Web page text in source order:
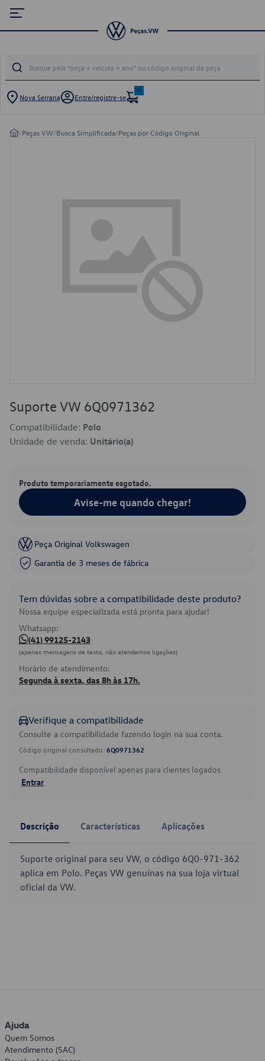
Nova Serrana Entre/registre-se
0
/Peças VW/Busca Simplificada/Peças por Código Original
Suporte VW 6Q0971362
Compatibilidade: Polo
Unidade de venda: Unitário(a)
Produto temporariamente esgotado.
Avise-me quando chegar!
Peça Original Volkswagen
Garantia de 3 meses de fábrica
Tem dúvidas sobre a compatibilidade deste produto?
Nossa equipe especializada está pronta para ajudar!
Whatsapp:
(41) 99125-2143
(apenas mensagens de texto, não atendemos ligações)
Horário de atendimento:
Segunda à sexta, das 8h às 17h.
Verifique a compatibilidade
Consulte a compatibilidade fazendo login na sua conta.
Código original consultado: 6Q0971362
Compatibilidade disponível apenas para clientes logados.
Entrar
Descrição Características Aplicações
Suporte original para seu VW, o código 6Q0-971-362
aplica em Polo. Peças VW genuínas na sua loja virtual
oficial da VW.
Ajuda
Quem Somos
Atendimento (SAC)